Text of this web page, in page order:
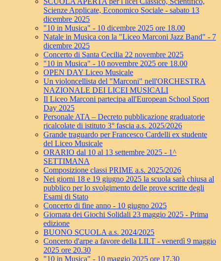
Scienze Applicate, Economico Sociale - sabato 13
dicembre 2025
"10 in Musica" - 10 dicembre 2025 ore 18.00
Natale in Musica con la "Liceo Marconi Jazz Band" - 7
dicembre 2025
Concerto di Santa Cecilia 22 novembre 2025
"10 in Musica" - 10 novembre 2025 ore 18.00
OPEN DAY Liceo Musicale
Un violoncellista del "Marconi" nell'ORCHESTRA
NAZIONALE DEI LICEI MUSICALI
Il Liceo Marconi partecipa all'European School Sport
Day 2025
Personale ATA – Decreto pubblicazione graduatorie
ricalcolate di istituto 3° fascia a.s. 2025/2026
Grande traguardo per Francesco Cardelli ex studente
del Liceo Musicale
ORARIO dal 10 al 13 settembre 2025 - 1^
SETTIMANA
Composizione classi PRIME a.s. 2025/2026
Nei giorni 18 e 19 giugno 2025 la scuola sarà chiusa al
pubblico per lo svolgimento delle prove scritte degli
Esami di Stato
Concerto di fine anno - 10 giugno 2025
Giornata dei Giochi Solidali 23 maggio 2025 - Prima
edizione
BUONO SCUOLA a.s. 2024/2025
Concerto d'arpe a favore della LILT - venerdì 9 maggio
2025 ore 20.30
"10 in Musica" - 10 maggio 2025 ore 17.30